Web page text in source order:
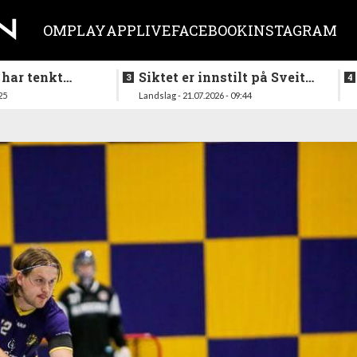
OMPLAYAPPLIVEFACEBOOKINSTAGRAM
tenkt
køllen på
Siktet er innstilt på Sveits
i mai
Landslag - 21.07.2026 - 09:44